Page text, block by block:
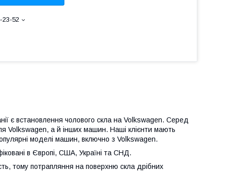
23-52
є встановлення чолового скла на Volkswagen. Серед
Volkswagen, а й інших машин. Наші клієнти мають
моделі машин, включно з Volkswagen.
в Європі, США, Україні та СНД.
тому потрапляння на поверхню скла дрібних